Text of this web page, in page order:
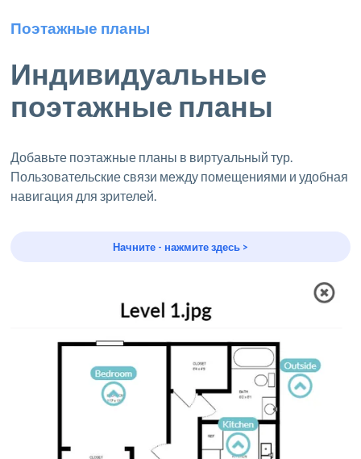
Поэтажные планы
Индивидуальные
поэтажные планы
Добавьте поэтажные планы в виртуальный тур.
Пользовательские связи между помещениями и удобная
навигация для зрителей.
Начните - нажмите здесь >